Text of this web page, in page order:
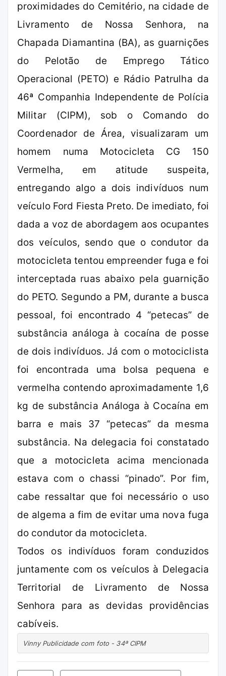
proximidades do Cemitério, na cidade de
Livramento de Nossa Senhora, na
Chapada Diamantina (BA), as guarnições
do Pelotão de Emprego Tático
Operacional (PETO) e Rádio Patrulha da
46ª Companhia Independente de Polícia
Militar (CIPM), sob o Comando do
Coordenador de Área, visualizaram um
homem numa Motocicleta CG 150
Vermelha, em atitude suspeita,
entregando algo a dois indivíduos num
veículo Ford Fiesta Preto. De imediato, foi
dada a voz de abordagem aos ocupantes
dos veículos, sendo que o condutor da
motocicleta tentou empreender fuga e foi
interceptada ruas abaixo pela guarnição
do PETO. Segundo a PM, durante a busca
pessoal, foi encontrado 4 “petecas” de
substância análoga à cocaína de posse
de dois indivíduos. Já com o motociclista
foi encontrada uma bolsa pequena e
vermelha contendo aproximadamente 1,6
kg de substância Análoga à Cocaína em
barra e mais 37 “petecas” da mesma
substância. Na delegacia foi constatado
que a motocicleta acima mencionada
estava com o chassi “pinado”. Por fim,
cabe ressaltar que foi necessário o uso
de algema a fim de evitar uma nova fuga
do condutor da motocicleta.
Todos os indivíduos foram conduzidos
juntamente com os veículos à Delegacia
Territorial de Livramento de Nossa
Senhora para as devidas providências
cabíveis.
Vinny Publicidade com foto - 34ª CIPM